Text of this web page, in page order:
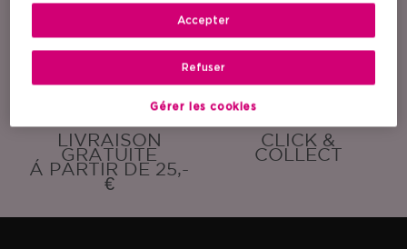
ÉCHANTILLONS
GRATUITS
EMBALLAGE
CADEAU
LIVRAISON
GRATUITE
Á PARTIR DE 25,-
€
CLICK &
COLLECT
Gérer les cookies
Refuser
Accepter